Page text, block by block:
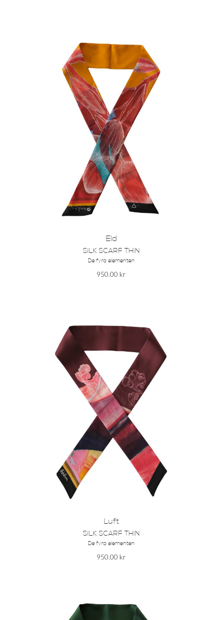
Eld
SILK SCARF THIN
De fyra elementen
950.00 kr
Luft
SILK SCARF THIN
De fyra elementen
950.00 kr